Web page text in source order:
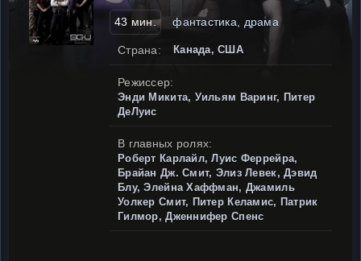
43 мин. фантастика, драма
Страна: Канада, США
Режиссер:
Энди Микита, Уильям Варинг, Питер
ДеЛуис
В главных ролях:
Роберт Карлайл, Луис Феррейра,
Брайан Дж. Смит, Элиз Левек, Дэвид
Блу, Элейна Хаффман, Джамиль
Уолкер Смит, Питер Келамис, Патрик
Гилмор, Дженнифер Спенс